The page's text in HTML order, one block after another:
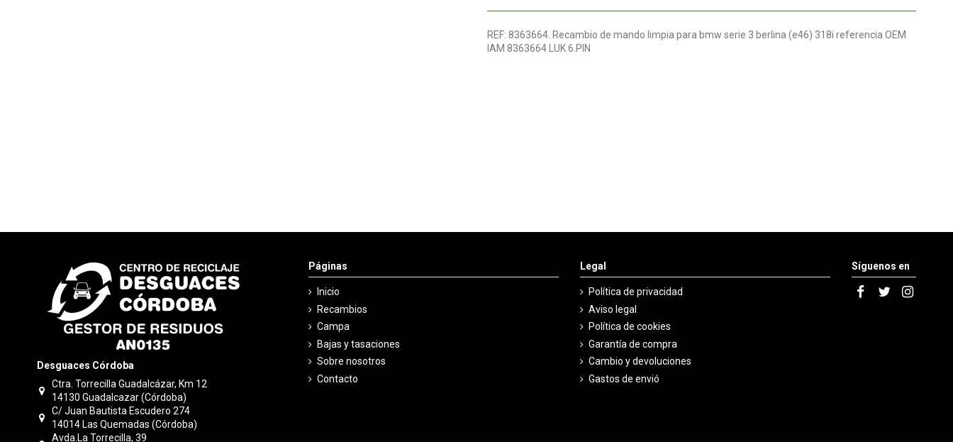
REF: 8363664. Recambio de mando limpia para bmw serie 3 berlina (e46) 318i referencia OEM
IAM 8363664 LUK 6.PIN
Desguaces Córdoba
Ctra. Torrecilla Guadalcázar, Km 12
14130 Guadalcazar (Córdoba)
C/ Juan Bautista Escudero 274
14014 Las Quemadas (Córdoba)
Avda.La Torrecilla, 39
Páginas
Inicio
Recambios
Campa
Bajas y tasaciones
Sobre nosotros
Contacto
Legal
Política de privacidad
Aviso legal
Política de cookies
Garantía de compra
Cambio y devoluciones
Gastos de envió
Síguenos en